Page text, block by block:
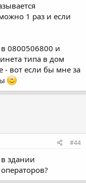
1 раз и если
0800506800 и
типа в дом
- вот если бы мне за
#44
здании